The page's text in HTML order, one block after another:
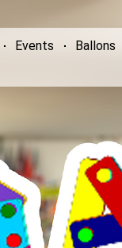
Events Ballons